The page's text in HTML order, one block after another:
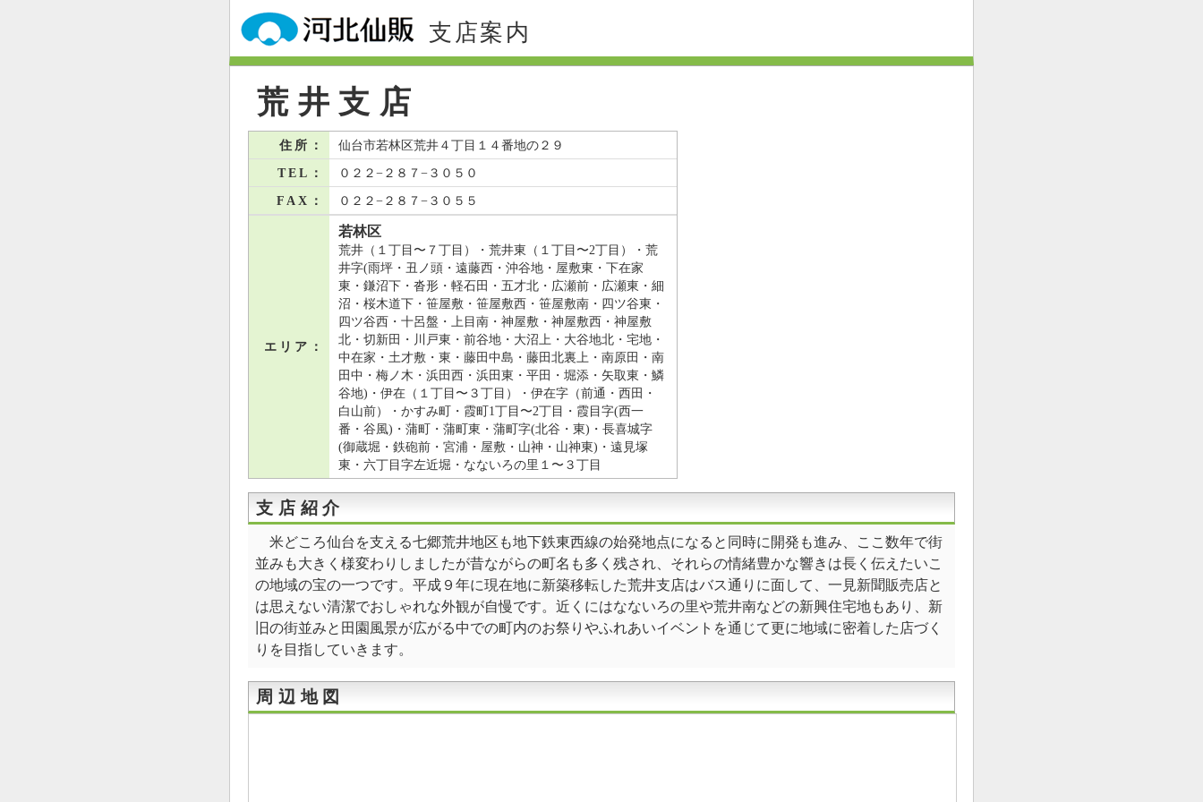
支店案内
荒井支店
住所：
仙台市若林区荒井４丁目１４番地の２９
TEL：
０２２−２８７−３０５０
FAX：
０２２−２８７−３０５５
エリア：
若林区
荒井（１丁目〜７丁目）・荒井東（１丁目〜2丁目）・荒
井字(雨坪・丑ノ頭・遠藤西・沖谷地・屋敷東・下在家
東・鎌沼下・沓形・軽石田・五才北・広瀬前・広瀬東・細
沼・桜木道下・笹屋敷・笹屋敷西・笹屋敷南・四ツ谷東・
四ツ谷西・十呂盤・上目南・神屋敷・神屋敷西・神屋敷
北・切新田・川戸東・前谷地・大沼上・大谷地北・宅地・
中在家・土才敷・東・藤田中島・藤田北裏上・南原田・南
田中・梅ノ木・浜田西・浜田東・平田・堀添・矢取東・鱗
谷地)・伊在（１丁目〜３丁目）・伊在字（前通・西田・
白山前）・かすみ町・霞町1丁目〜2丁目・霞目字(西一
番・谷風)・蒲町・蒲町東・蒲町字(北谷・東)・長喜城字
(御蔵堀・鉄砲前・宮浦・屋敷・山神・山神東)・遠見塚
東・六丁目字左近堀・なないろの里１〜３丁目
支店紹介
米どころ仙台を支える七郷荒井地区も地下鉄東西線の始発地点になると同時に開発も進み、ここ数年で街
並みも大きく様変わりしましたが昔ながらの町名も多く残され、それらの情緒豊かな響きは長く伝えたいこ
の地域の宝の一つです。平成９年に現在地に新築移転した荒井支店はバス通りに面して、一見新聞販売店と
は思えない清潔でおしゃれな外観が自慢です。近くにはなないろの里や荒井南などの新興住宅地もあり、新
旧の街並みと田園風景が広がる中での町内のお祭りやふれあいイベントを通じて更に地域に密着した店づく
りを目指していきます。
周辺地図